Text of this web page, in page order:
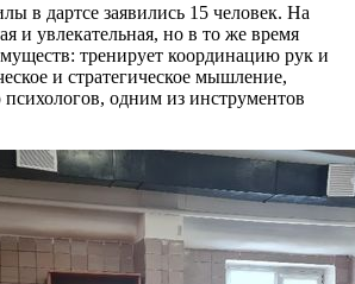
в дартсе заявились 15 человек. На
и увлекательная, но в то же время
тренирует координацию рук и
и стратегическое мышление,
одним из инструментов